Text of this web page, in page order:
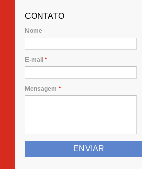
CONTATO
Nome
E-mail *
Mensagem *